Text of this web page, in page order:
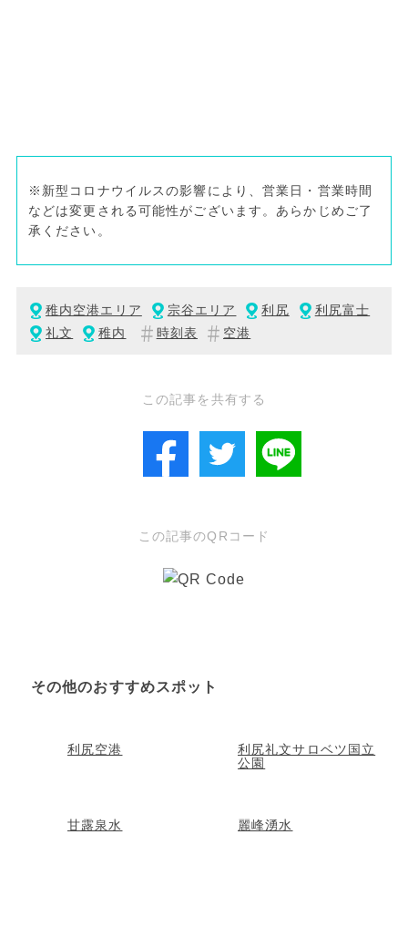
※新型コロナウイルスの影響により、営業日・営業時間
などは変更される可能性がございます。あらかじめご了
承ください。
稚内空港エリア 宗谷エリア 利尻
利尻富士
礼文
稚内 時刻表 空港
この記事を共有する
この記事のQRコード
その他のおすすめスポット
利尻空港
利尻礼文サロベツ国立
公園
甘露泉水 麗峰湧水